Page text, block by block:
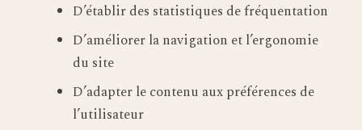
D’établir des statistiques de fréquentation
D’améliorer la navigation et l’ergonomie
du site
D’adapter le contenu aux préférences de
l’utilisateur